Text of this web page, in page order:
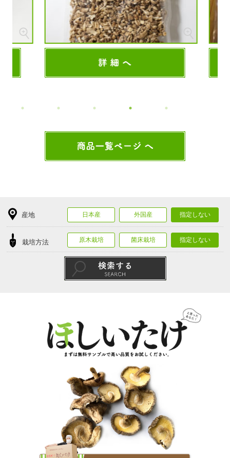
産地 日本産 外国産 指定しない
栽培方法 原木栽培 菌床栽培 指定しない